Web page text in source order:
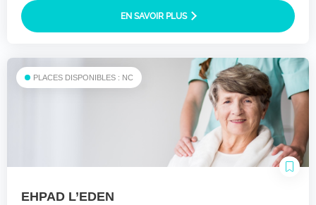
EN SAVOIR PLUS
PLACES DISPONIBLES : NC
EHPAD L’EDEN